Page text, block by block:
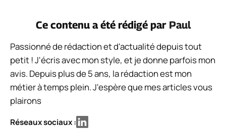
Ce contenu a été rédigé par Paul
Passionné de rédaction et d'actualité depuis tout
petit ! J'écris avec mon style, et je donne parfois mon
avis. Depuis plus de 5 ans, la rédaction est mon
métier à temps plein. J'espère que mes articles vous
plairons
Réseaux sociaux :